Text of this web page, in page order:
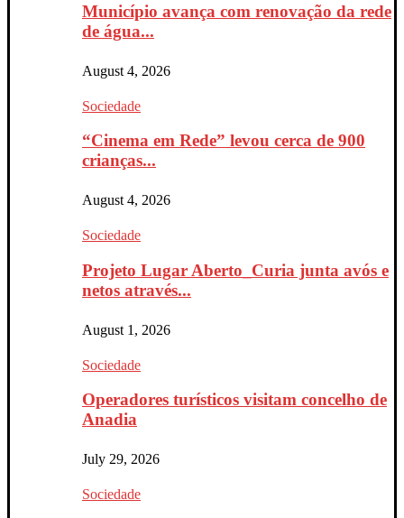
Município avança com renovação da rede
de água...
August 4, 2026
Sociedade
“Cinema em Rede” levou cerca de 900
crianças...
August 4, 2026
Sociedade
Projeto Lugar Aberto_Curia junta avós e
netos através...
August 1, 2026
Sociedade
Operadores turísticos visitam concelho de
Anadia
July 29, 2026
Sociedade